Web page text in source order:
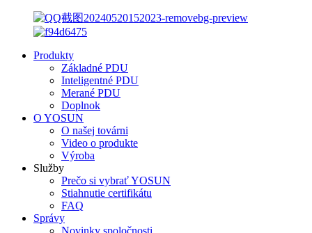
Produkty
Základné PDU
Inteligentné PDU
Merané PDU
Doplnok
O YOSUN
O našej továrni
Video o produkte
Výroba
Služby
Prečo si vybrať YOSUN
Stiahnutie certifikátu
FAQ
Správy
Novinky spoločnosti